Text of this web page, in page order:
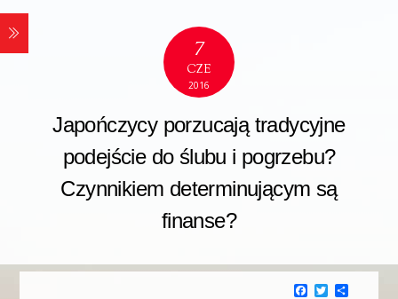
7
CZE
2016
Japończycy porzucają tradycyjne
podejście do ślubu i pogrzebu?
Czynnikiem determinującym są
finanse?
F
T
P